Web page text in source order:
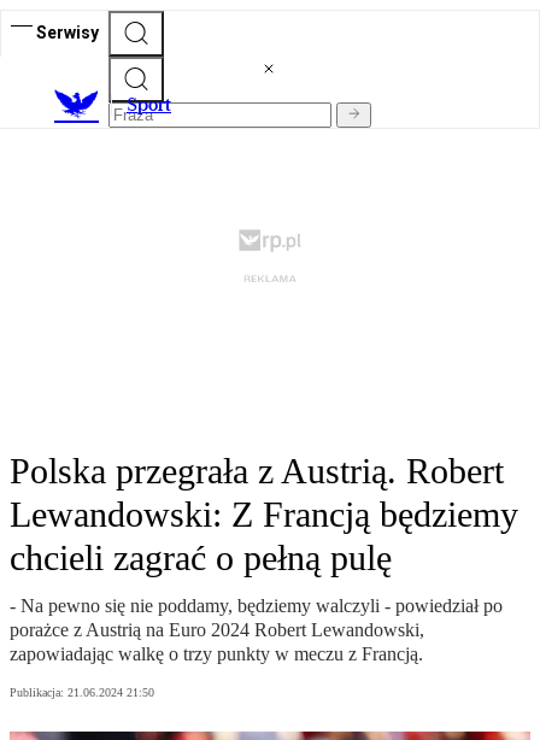
Serwisy
Sport
Polska przegrała z Austrią. Robert
Lewandowski: Z Francją będziemy
chcieli zagrać o pełną pulę
- Na pewno się nie poddamy, będziemy walczyli - powiedział po
porażce z Austrią na Euro 2024 Robert Lewandowski,
zapowiadając walkę o trzy punkty w meczu z Francją.
Publikacja: 21.06.2024 21:50